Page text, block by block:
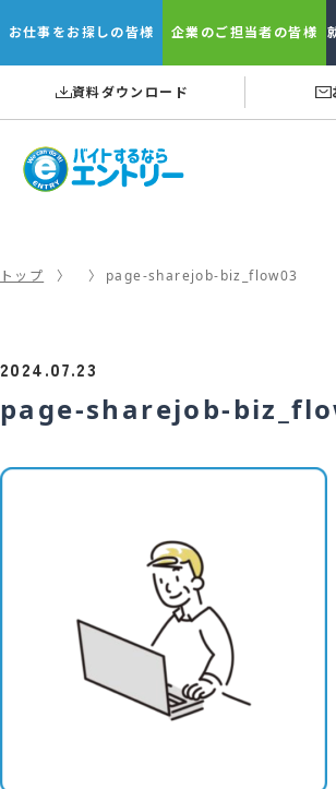
お仕事をお探しの皆様 企業のご担当者の皆様
資料ダウンロード
トップ page-sharejob-biz_flow03
2024.07.23
page-sharejob-